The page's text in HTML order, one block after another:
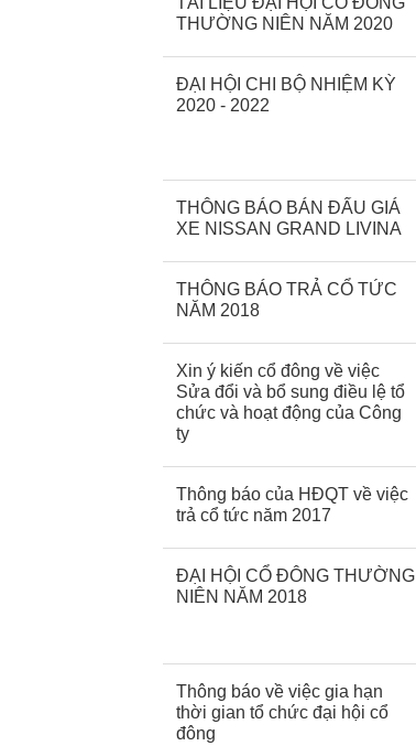
THƯỜNG NIÊN NĂM 2020
ĐẠI HỘI CHI BỘ NHIỆM KỲ
2020 - 2022
THÔNG BÁO BÁN ĐẤU GIÁ
XE NISSAN GRAND LIVINA
THÔNG BÁO TRẢ CỔ TỨC
NĂM 2018
Xin ý kiến cổ đông về việc
Sửa đổi và bổ sung điều lệ tổ
chức và hoạt động của Công
ty
Thông báo của HĐQT về việc
trả cổ tức năm 2017
ĐẠI HỘI CỔ ĐÔNG THƯỜNG
NIÊN NĂM 2018
Thông báo về việc gia hạn
thời gian tổ chức đại hội cổ
đông